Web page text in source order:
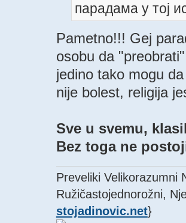
парадама у тој
Pametno!!! Gej
osobu da
jedino tako mogu
nije bolest, religija
Sve u svemu,
Bez toga ne
Preveliki Velikorazumni
Ružičastojednorožni,
stojadinovic.net}